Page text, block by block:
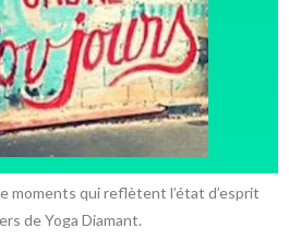
moments qui reflètent l’état d’esprit
de Yoga Diamant.